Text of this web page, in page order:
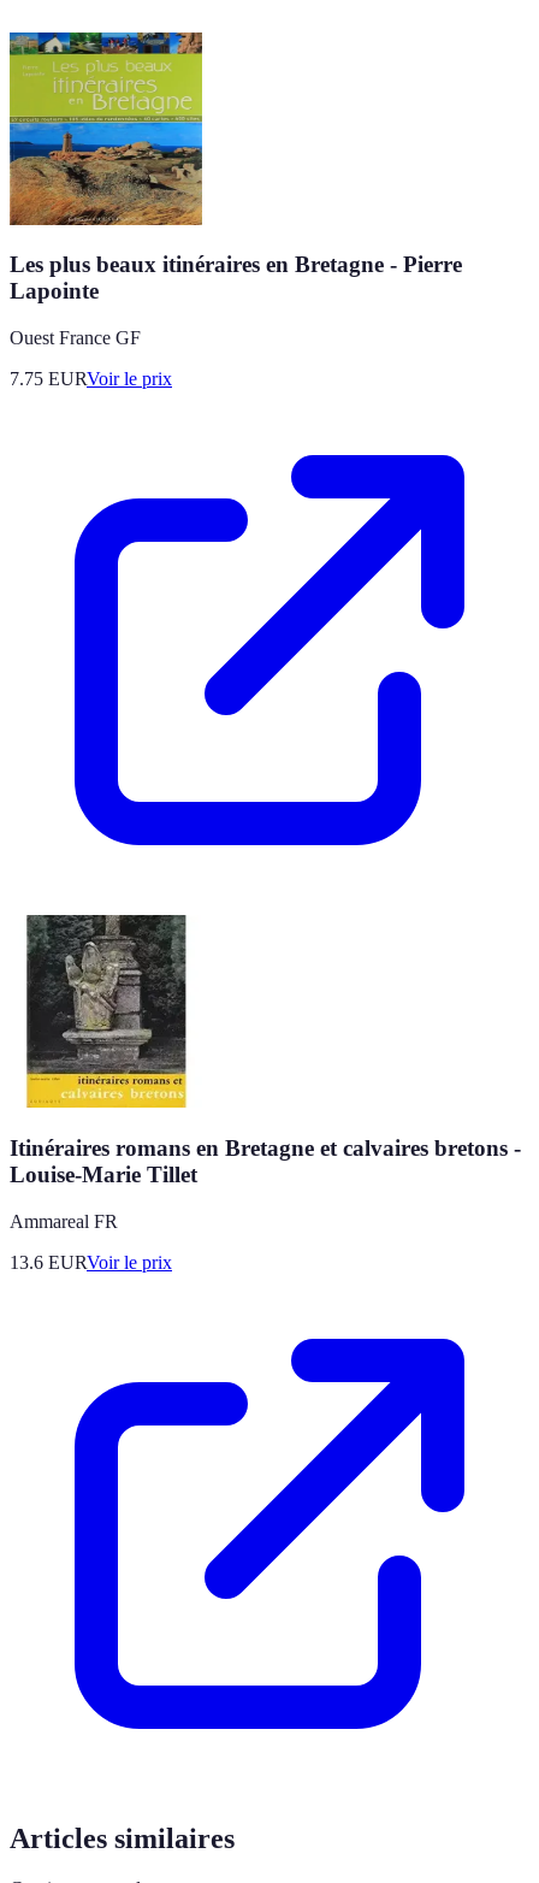
Les plus beaux itinéraires en Bretagne - Pierre
Lapointe
Ouest France GF
7.75 EURVoir le prix
Itinéraires romans en Bretagne et calvaires bretons -
Louise-Marie Tillet
Ammareal FR
13.6 EURVoir le prix
Articles similaires